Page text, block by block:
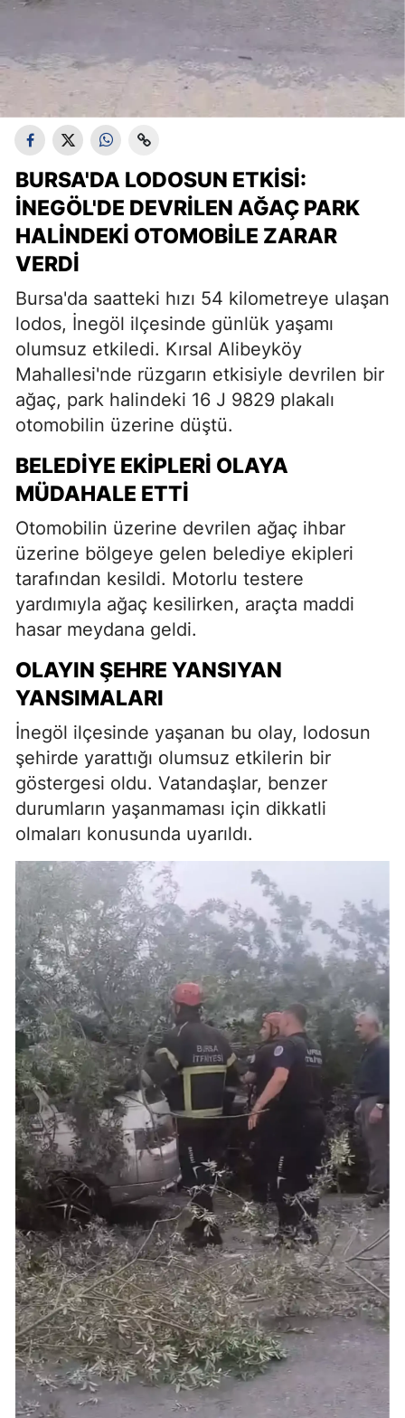
BURSA'DA LODOSUN ETKISI:
İNEGÖL'DE DEVRILEN AĞAÇ PARK
HALINDEKI OTOMOBILE ZARAR
VERDI
Bursa'da saatteki hızı 54 kilometreye ulaşan
lodos, İnegöl ilçesinde günlük yaşamı
olumsuz etkiledi. Kırsal Alibeyköy
Mahallesi'nde rüzgarın etkisiyle devrilen bir
ağaç, park halindeki 16 J 9829 plakalı
otomobilin üzerine düştü.
BELEDIYE EKIPLERI OLAYA
MÜDAHALE ETTI
Otomobilin üzerine devrilen ağaç ihbar
üzerine bölgeye gelen belediye ekipleri
tarafından kesildi. Motorlu testere
yardımıyla ağaç kesilirken, araçta maddi
hasar meydana geldi.
OLAYIN ŞEHRE YANSIYAN
YANSIMALARI
İnegöl ilçesinde yaşanan bu olay, lodosun
şehirde yarattığı olumsuz etkilerin bir
göstergesi oldu. Vatandaşlar, benzer
durumların yaşanmaması için dikkatli
olmaları konusunda uyarıldı.